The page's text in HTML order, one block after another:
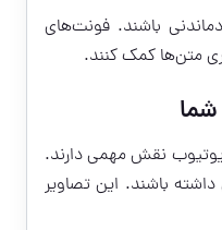
باشند. فونت‌های
متن‌ها کمک کنند.
شما
یوتیوب نقش مهمی دارند.
داشته باشند. این تصاویر